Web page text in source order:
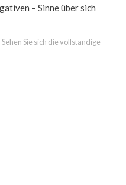
– Sinne über sich
Sehen Sie sich die vollständige